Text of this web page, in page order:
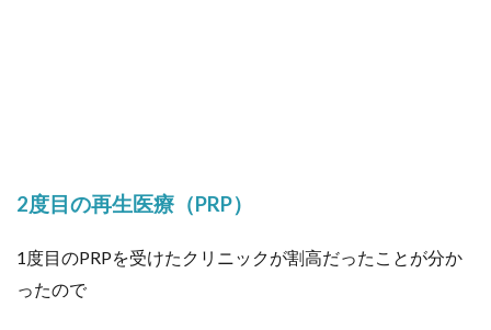
2度目の再生医療（PRP）
1度目のPRPを受けたクリニックが割高だったことが分か
ったので